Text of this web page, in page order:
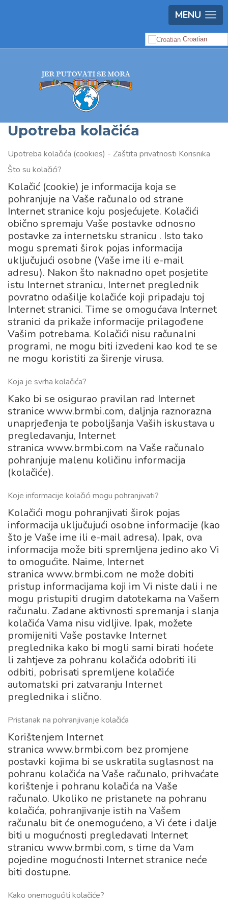
MENU
Croatian
Upotreba kolačića
Upotreba kolačića (cookies) - Zaštita privatnosti Korisnika
Što su kolačići?
Kolačić (cookie) je informacija koja se
pohranjuje na Vaše računalo od strane
Internet stranice koju posjećujete. Kolačići
obično spremaju Vaše postavke odnosno
postavke za internetsku stranicu . Isto tako
mogu spremati širok pojas informacija
uključujući osobne (Vaše ime ili e-mail
adresu). Nakon što naknadno opet posjetite
istu Internet stranicu, Internet preglednik
povratno odašilje kolačiće koji pripadaju toj
Internet stranici. Time se omogućava Internet
stranici da prikaže informacije prilagođene
Vašim potrebama. Kolačići nisu računalni
programi, ne mogu biti izvedeni kao kod te se
ne mogu koristiti za širenje virusa.
Koja je svrha kolačića?
Kako bi se osigurao pravilan rad Internet
stranice www.brmbi.com, daljnja raznorazna
unaprjeđenja te poboljšanja Vaših iskustava u
pregledavanju, Internet
stranica www.brmbi.com na Vaše računalo
pohranjuje malenu količinu informacija
(kolačiće).
Koje informacije kolačići mogu pohranjivati?
Kolačići mogu pohranjivati širok pojas
informacija uključujući osobne informacije (kao
što je Vaše ime ili e-mail adresa). Ipak, ova
informacija može biti spremljena jedino ako Vi
to omogućite. Naime, Internet
stranica www.brmbi.com ne može dobiti
pristup informacijama koji im Vi niste dali i ne
mogu pristupiti drugim datotekama na Vašem
računalu. Zadane aktivnosti spremanja i slanja
kolačića Vama nisu vidljive. Ipak, možete
promijeniti Vaše postavke Internet
preglednika kako bi mogli sami birati hoćete
li zahtjeve za pohranu kolačića odobriti ili
odbiti, pobrisati spremljene kolačiće
automatski pri zatvaranju Internet
preglednika i slično.
Pristanak na pohranjivanje kolačića
Korištenjem Internet
stranica www.brmbi.com bez promjene
postavki kojima bi se uskratila suglasnost na
pohranu kolačića na Vaše računalo, prihvaćate
korištenje i pohranu kolačića na Vaše
računalo. Ukoliko ne pristanete na pohranu
kolačića, pohranjivanje istih na Vašem
računalu bit će onemogućeno, a Vi ćete i dalje
biti u mogućnosti pregledavati Internet
stranicu www.brmbi.com, s time da Vam
pojedine mogućnosti Internet stranice neće
biti dostupne.
Kako onemogućiti kolačiće?